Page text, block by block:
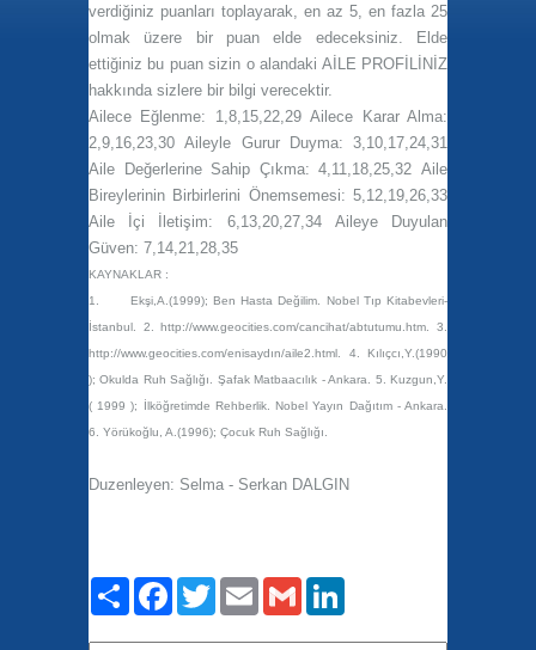
verdiğiniz puanları toplayarak, en az 5, en fazla 25
olmak üzere bir puan elde edeceksiniz. Elde
ettiğiniz bu puan sizin o alandaki AİLE PROFİLİNİZ
hakkında sizlere bir bilgi verecektir.
Ailece Eğlenme: 1,8,15,22,29Ailece Karar Alma:
2,9,16,23,30Aileyle Gurur Duyma: 3,10,17,24,31
Aile Değerlerine Sahip Çıkma: 4,11,18,25,32Aile
Bireylerinin Birbirlerini Önemsemesi: 5,12,19,26,33
Aile İçi İletişim: 6,13,20,27,34 Aileye Duyulan
Güven: 7,14,21,28,35
KAYNAKLAR :
1.
Ekşi,A.(1999); Ben Hasta Değilim. Nobel Tıp Kitabevleri-
İstanbul. 2. http://www.geocities.com/cancihat/abtutumu.htm. 3.
http://www.geocities.com/enisaydın/aile2.html. 4. Kılıçcı,Y.(1990
); Okulda Ruh Sağlığı. Şafak Matbaacılık - Ankara. 5. Kuzgun,Y.
( 1999 ); İlköğretimde Rehberlik. Nobel Yayın Dağıtım - Ankara.
6. Yörükoğlu, A.(1996); Çocuk Ruh Sağlığı.
Duzenleyen: Selma - Serkan DALGIN
PaylaşFacebook
TwitterEmailGmail